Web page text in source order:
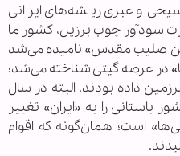
و عبری ریشه‌های ایرانی
به دلیل تجارت سودآور چوب برزیل، کشور ما
صلیب مقدس» نامیده می‌شد
با نام «پرسیا» در عرصه گیتی شناخته می‌شد؛
داده بودند. البته در سال
باستانی را به «ایران» تغییر
است؛ همان‌گونه که اقوام